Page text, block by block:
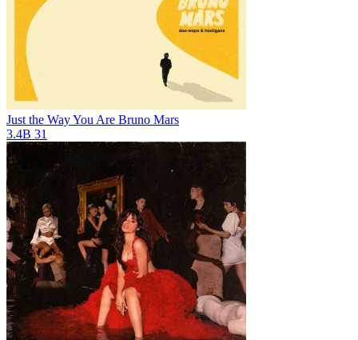
Just the Way You Are Bruno Mars
3.4B 31